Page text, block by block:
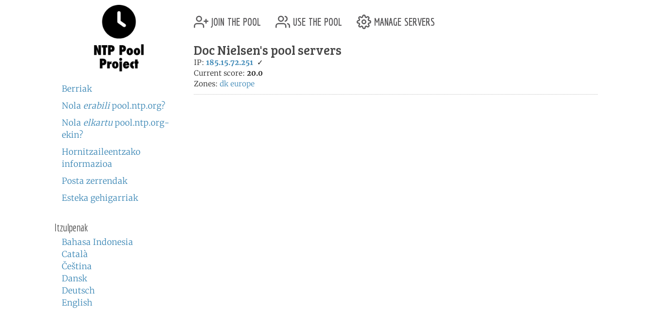
Berriak
Nola erabilipool.ntp.org?
Nola elkartupool.ntp.org-
ekin?
Hornitzaileentzako
informazioa
Posta zerrendak
Esteka gehigarriak
Itzulpenak
Bahasa Indonesia
Català
Čeština
Dansk
Deutsch
English
join the pool use the pool manage servers
Doc Nielsen's pool servers
IP: 185.15.72.251 ✓
Current score: 20.0
Zones: dk europe